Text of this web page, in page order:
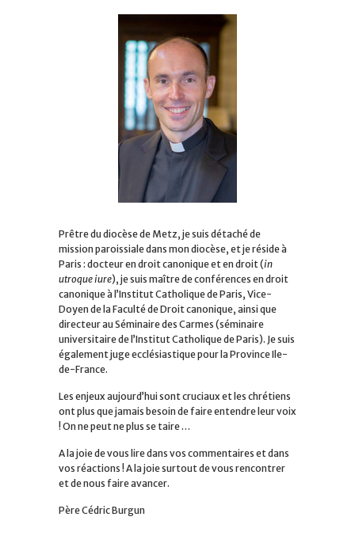
Prêtre du diocèse de Metz, je suis détaché de
mission paroissiale dans mon diocèse, et je réside à
Paris : docteur en droit canonique et en droit (in
utroque iure), je suis maître de conférences en droit
canonique à l’Institut Catholique de Paris, Vice-
Doyen de la Faculté de Droit canonique, ainsi que
directeur au Séminaire des Carmes (séminaire
universitaire de l’Institut Catholique de Paris). Je suis
également juge ecclésiastique pour la Province Ile-
de-France.
Les enjeux aujourd’hui sont cruciaux et les chrétiens
ont plus que jamais besoin de faire entendre leur voix
! On ne peut ne plus se taire …
A la joie de vous lire dans vos commentaires et dans
vos réactions ! A la joie surtout de vous rencontrer
et de nous faire avancer.
Père Cédric Burgun